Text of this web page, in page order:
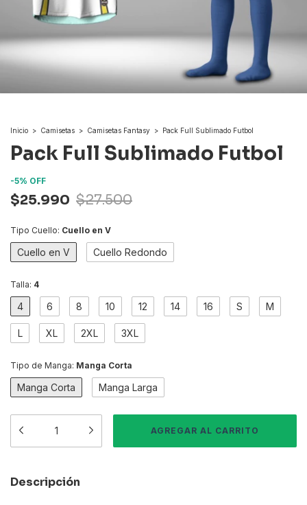
Inicio > Camisetas > Camisetas Fantasy > Pack Full Sublimado Futbol
Pack Full Sublimado Futbol
-5% OFF
$25.990 $27.500
Tipo Cuello: Cuello en V
Cuello en V Cuello Redondo
Talla: 4
4 6 8 10 12 14 16 S M
L XL 2XL 3XL
Tipo de Manga: Manga Corta
Manga Corta Manga Larga
Descripción